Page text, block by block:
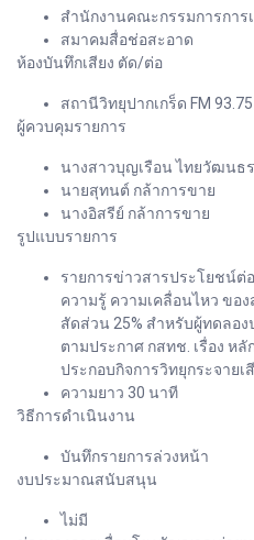
สำนักงานคณะกรรมการการ
สมาคมสื่อช่อสะอาด
ห้องบันทึกเสียง ตัด/ต่อ
สถานีวิทยุปากเกร็ด FM
ผู้ควบคุมรายการ
นางสาวบุญเรือน ไทยวัฒนธ
นายสุทนต์ กล้าการขาย
นางอิสรีย์ กล้าการขาย
รูปแบบรายการ
รายการข่าวสารประโยชน์ต่
ความรู้ ความเคลื่อนไหว ขอ
สัดส่วน 25% สำหรับผู้ทดลอง
ตามประกาศ กสทช. เรื่อง ห
ประกอบกิจการวิทยุกระจายเ
ความยาว 30 นาที
วิธีการดำเนินงาน
บันทึกรายการล่วงหน้า
งบประมาณสนับสนุน
ไม่มี